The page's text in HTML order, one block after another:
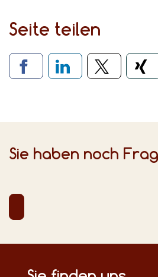
Seite teilen
Verlinkung zu
Sie haben noch